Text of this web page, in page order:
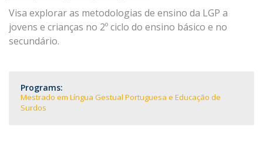
Visa explorar as metodologias de ensino da LGP a
jovens e crianças no 2º ciclo do ensino básico e no
secundário.
Programs:
Mestrado em Língua Gestual Portuguesa e Educação de
Surdos